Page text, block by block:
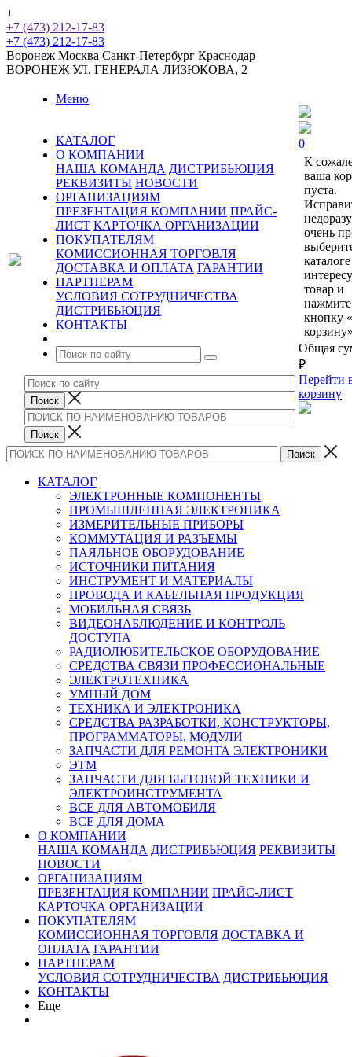
+
+7 (473) 212-17-83
+7 (473) 212-17-83
Воронеж Москва Санкт-Петербург Краснодар
ВОРОНЕЖ УЛ. ГЕНЕРАЛА ЛИЗЮКОВА, 2
Меню
КАТАЛОГ
О КОМПАНИИ
НАША КОМАНДА ДИСТРИБЬЮЦИЯ
РЕКВИЗИТЫ НОВОСТИ
ОРГАНИЗАЦИЯМ
ПРЕЗЕНТАЦИЯ КОМПАНИИ ПРАЙС-
ЛИСТ КАРТОЧКА ОРГАНИЗАЦИИ
ПОКУПАТЕЛЯМ
КОМИССИОННАЯ ТОРГОВЛЯ
ДОСТАВКА И ОПЛАТА ГАРАНТИИ
ПАРТНЕРАМ
УСЛОВИЯ СОТРУДНИЧЕСТВА
ДИСТРИБЬЮЦИЯ
КОНТАКТЫ
0
К
ваша
пуста.
очень
каталоге
товар и
нажмите
кнопку
Общая
₽
Перейти
корзину
КАТАЛОГ
ЭЛЕКТРОННЫЕ КОМПОНЕНТЫ
ПРОМЫШЛЕННАЯ ЭЛЕКТРОНИКА
ИЗМЕРИТЕЛЬНЫЕ ПРИБОРЫ
КОММУТАЦИЯ И РАЗЪЕМЫ
ПАЯЛЬНОЕ ОБОРУДОВАНИЕ
ИСТОЧНИКИ ПИТАНИЯ
ИНСТРУМЕНТ И МАТЕРИАЛЫ
ПРОВОДА И КАБЕЛЬНАЯ ПРОДУКЦИЯ
МОБИЛЬНАЯ СВЯЗЬ
ВИДЕОНАБЛЮДЕНИЕ И КОНТРОЛЬ
ДОСТУПА
РАДИОЛЮБИТЕЛЬСКОЕ ОБОРУДОВАНИЕ
СРЕДСТВА СВЯЗИ ПРОФЕССИОНАЛЬНЫЕ
ЭЛЕКТРОТЕХНИКА
УМНЫЙ ДОМ
ТЕХНИКА И ЭЛЕКТРОНИКА
СРЕДСТВА РАЗРАБОТКИ, КОНСТРУКТОРЫ,
ПРОГРАММАТОРЫ, МОДУЛИ
ЗАПЧАСТИ ДЛЯ РЕМОНТА ЭЛЕКТРОНИКИ
ЭТМ
ЗАПЧАСТИ ДЛЯ БЫТОВОЙ ТЕХНИКИ И
ЭЛЕКТРОИНСТРУМЕНТА
ВСЕ ДЛЯ АВТОМОБИЛЯ
ВСЕ ДЛЯ ДОМА
О КОМПАНИИ
НАША КОМАНДА ДИСТРИБЬЮЦИЯ РЕКВИЗИТЫ
НОВОСТИ
ОРГАНИЗАЦИЯМ
ПРЕЗЕНТАЦИЯ КОМПАНИИ ПРАЙС-ЛИСТ
КАРТОЧКА ОРГАНИЗАЦИИ
ПОКУПАТЕЛЯМ
КОМИССИОННАЯ ТОРГОВЛЯ ДОСТАВКА И
ОПЛАТА ГАРАНТИИ
ПАРТНЕРАМ
УСЛОВИЯ СОТРУДНИЧЕСТВА ДИСТРИБЬЮЦИЯ
КОНТАКТЫ
Еще